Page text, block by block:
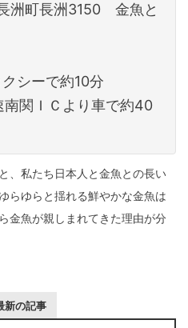
洲町長洲3150 金魚と
クシーで約10分
関ＩＣより車で約40
、私たち日本人と金魚との長い
らゆらと揺れる鮮やかな金魚は
金魚が親しまれてきた理由が分
新の記事